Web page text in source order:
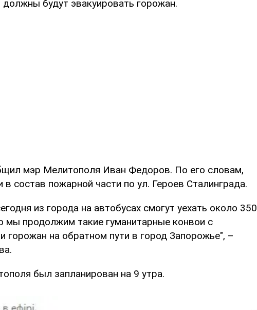
будут эвакуировать горожан.
мэр Мелитополя Иван Федоров. По его словам,
в состав пожарной части по ул. Героев Сталинграда.
из города на автобусах смогут уехать около 350
мы продолжим такие гуманитарные конвои с
горожан на обратном пути в город Запорожье", –
был запланирован на 9 утра.